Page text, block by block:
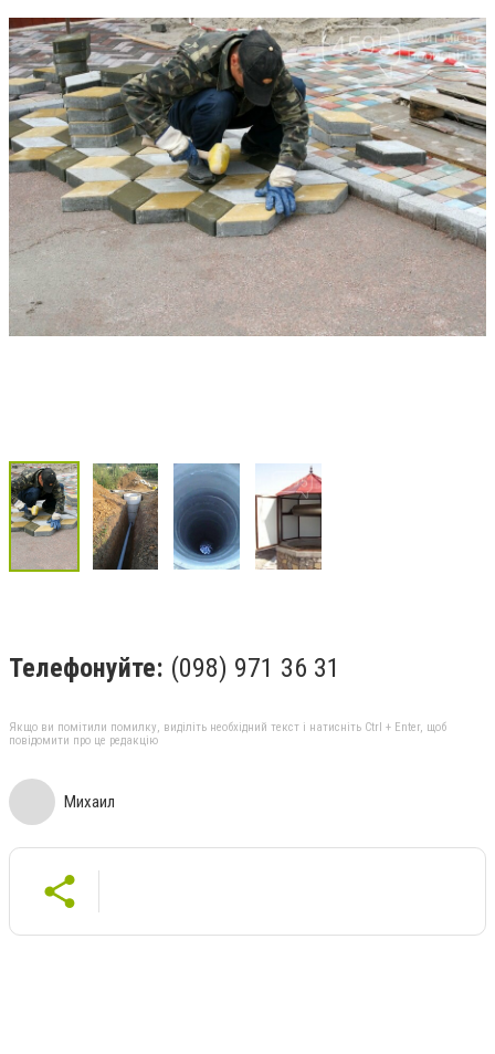
Телефонуйте: (098) 971 36 31
Якщо ви помітили помилку, виділіть необхідний текст і натисніть Ctrl + Enter, щоб
повідомити про це редакцію
Михаил